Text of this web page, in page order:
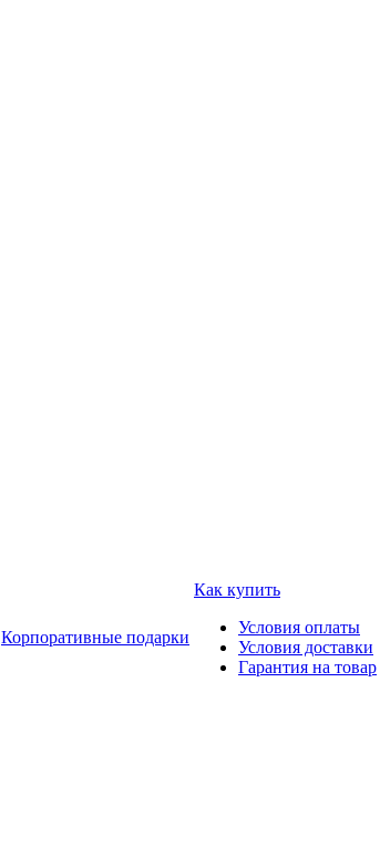
Корпоративные подарки
Как купить
Условия оплаты
Условия доставки
Гарантия на товар